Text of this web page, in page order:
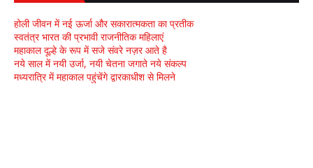
होली जीवन में नई ऊर्जा और सकारात्मकता का प्रतीक
स्वतंत्र भारत की प्रभावी राजनीतिक महिलाएं
महाकाल दूल्हे के रूप में सजे संवरे नज़र आते है
नये साल में नयी उर्जा, नयी चेतना जगाते नये संकल्प
मध्यरात्रि में महाकाल पहुंचेंगे द्वारकाधीश से मिलने